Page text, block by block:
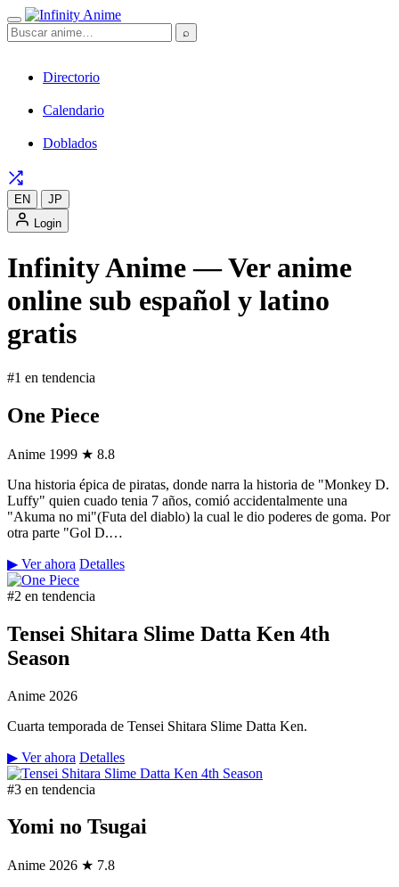
⌕
Directorio
Calendario
Doblados
EN
JP
Login
Infinity Anime — Ver anime
online sub español y latino
gratis
#1 en tendencia
One Piece
Anime 1999 ★ 8.8
Una historia épica de piratas, donde narra la historia de "Monkey D.
Luffy" quien cuado tenia 7 años, comió accidentalmente una
"Akuma no mi"(Futa del diablo) la cual le dio poderes de goma. Por
otra parte "Gol D.…
▶ Ver ahora Detalles
#2 en tendencia
Tensei Shitara Slime Datta Ken 4th
Season
Anime 2026
Cuarta temporada de Tensei Shitara Slime Datta Ken.
▶ Ver ahora Detalles
#3 en tendencia
Yomi no Tsugai
Anime 2026 ★ 7.8